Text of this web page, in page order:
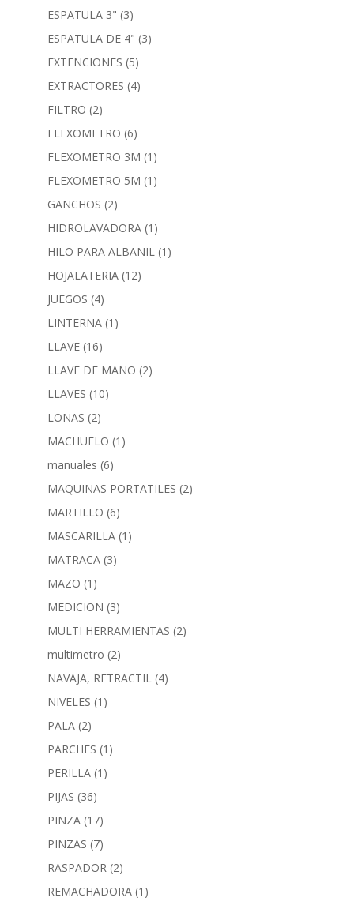
ESPATULA 3" (3)
ESPATULA DE 4" (3)
EXTENCIONES (5)
EXTRACTORES (4)
FILTRO (2)
FLEXOMETRO (6)
FLEXOMETRO 3M (1)
FLEXOMETRO 5M (1)
GANCHOS (2)
HIDROLAVADORA (1)
HILO PARA ALBAÑIL (1)
HOJALATERIA (12)
JUEGOS (4)
LINTERNA (1)
LLAVE (16)
LLAVE DE MANO (2)
LLAVES (10)
LONAS (2)
MACHUELO (1)
manuales (6)
MAQUINAS PORTATILES (2)
MARTILLO (6)
MASCARILLA (1)
MATRACA (3)
MAZO (1)
MEDICION (3)
MULTI HERRAMIENTAS (2)
multimetro (2)
NAVAJA, RETRACTIL (4)
NIVELES (1)
PALA (2)
PARCHES (1)
PERILLA (1)
PIJAS (36)
PINZA (17)
PINZAS (7)
RASPADOR (2)
REMACHADORA (1)